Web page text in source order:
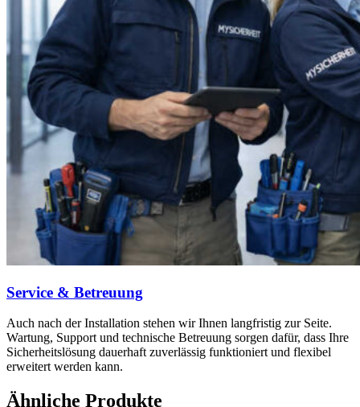
Service & Betreuung
Auch nach der Installation stehen wir Ihnen langfristig zur Seite.
Wartung, Support und technische Betreuung sorgen dafür, dass Ihre
Sicherheitslösung dauerhaft zuverlässig funktioniert und flexibel
erweitert werden kann.
Ähnliche Produkte